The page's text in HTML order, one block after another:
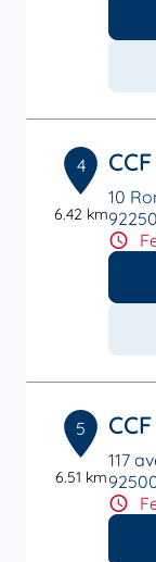
4
6.42 km
10
5
6.51 km
117